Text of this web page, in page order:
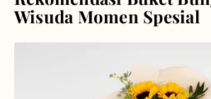
Wisuda Momen Spesial